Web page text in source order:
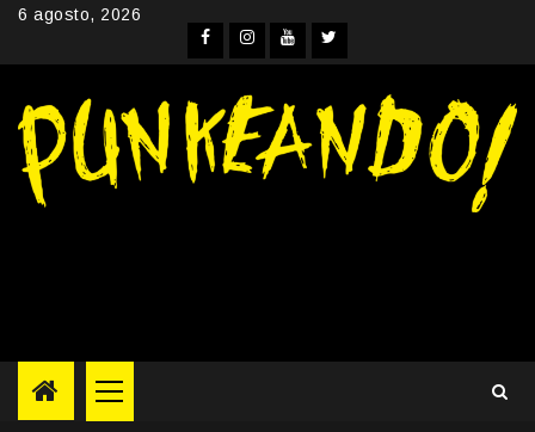
Skip6 agosto, 2026
Facebook
Instagram
YouTube
Twitter
Primary
Menu